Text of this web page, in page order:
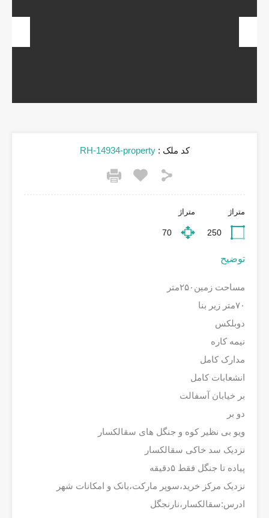
کد ملک : RH-14934-property
متراژ
250
متراژ
70
توضیح
مساحت زمین۲۵۰متر
۷۰متر زیر بنا
دوبلکس
نیمه کاره
مدارک کامل
انشعابات کامل
بر خیابان آسفالت
دو بر
ویو بی نظیر کوه و جنگل های سقالکسار
نزدیک سد خاکی سقالکسار
پیاده تا جنگل فقط ۵دقیقه
نزدیک مرکز خرید،سوپر مارکت،بانک و امکانات شهر
ادرس:سقالکسار،نارنجگل